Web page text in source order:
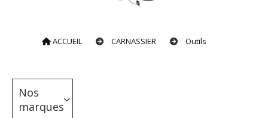
ACCUEIL CARNASSIER Outils
Nos
marques